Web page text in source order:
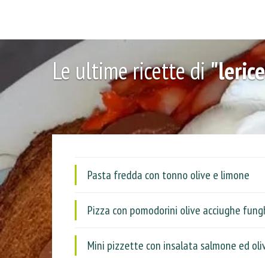
Le ultime ricette di
Pasta fredda con tonno olive e limone
Pizza con pomodorini olive acciughe
Mini pizzette con insalata salmone ed